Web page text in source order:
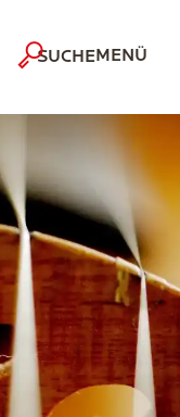
SUCHEMENÜ